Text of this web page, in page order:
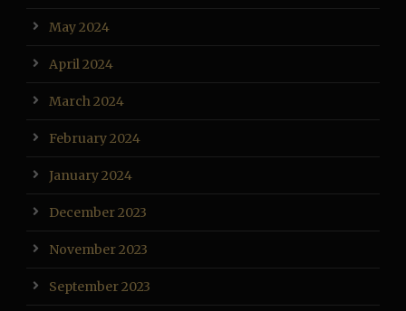
May 2024
April 2024
March 2024
February 2024
January 2024
December 2023
November 2023
September 2023